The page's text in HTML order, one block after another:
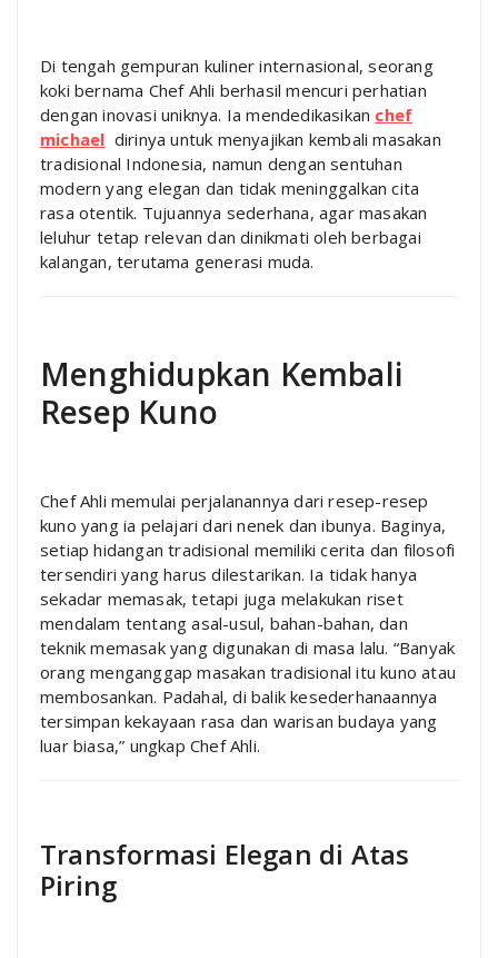
Di tengah gempuran kuliner internasional, seorang
koki bernama Chef Ahli berhasil mencuri perhatian
dengan inovasi uniknya. Ia mendedikasikan chef
michael dirinya untuk menyajikan kembali masakan
tradisional Indonesia, namun dengan sentuhan
modern yang elegan dan tidak meninggalkan cita
rasa otentik. Tujuannya sederhana, agar masakan
leluhur tetap relevan dan dinikmati oleh berbagai
kalangan, terutama generasi muda.
Menghidupkan Kembali
Resep Kuno
Chef Ahli memulai perjalanannya dari resep-resep
kuno yang ia pelajari dari nenek dan ibunya. Baginya,
setiap hidangan tradisional memiliki cerita dan filosofi
tersendiri yang harus dilestarikan. Ia tidak hanya
sekadar memasak, tetapi juga melakukan riset
mendalam tentang asal-usul, bahan-bahan, dan
teknik memasak yang digunakan di masa lalu. “Banyak
orang menganggap masakan tradisional itu kuno atau
membosankan. Padahal, di balik kesederhanaannya
tersimpan kekayaan rasa dan warisan budaya yang
luar biasa,” ungkap Chef Ahli.
Transformasi Elegan di Atas
Piring